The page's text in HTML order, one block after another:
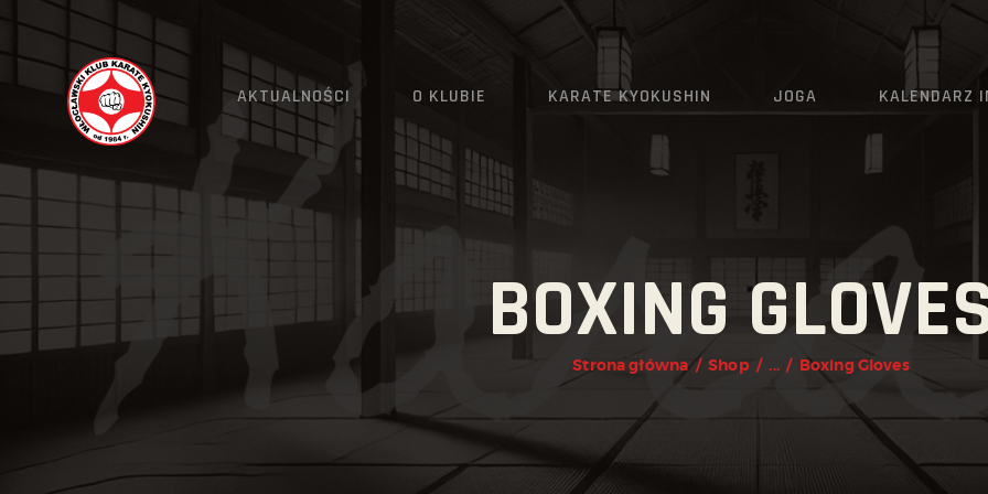
AKTUALNOŚCI O KLUBIE KARATE KYOKUSHIN JOGA KALENDARZ
BOXING
Strona główna Shop ... Boxing Gloves
AKTUALNOŚCI
O KLUBIE
KARATE KYOKUSHIN
JOGA
GRAFIK
ZAPISY
KONTAKT